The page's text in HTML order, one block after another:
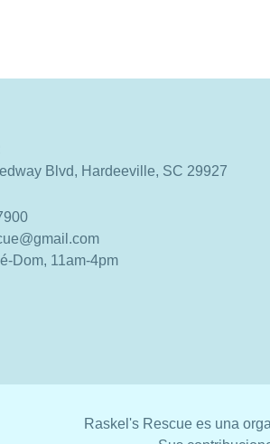
Blvd, Hardeeville, SC 29927
Dom, 11am-4pm
Raskel's Rescue es una